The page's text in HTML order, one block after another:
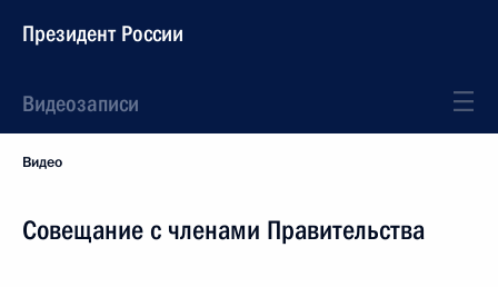
Президент России
Видеозаписи
Видео
Совещание с членами Правительства